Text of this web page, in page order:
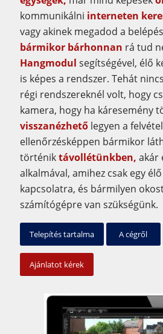
kommunikálni interneten
vagy akinek megadod a
bármikor bárhonnan rá tud
Hangmodul segítségével, élő
is képes a rendszer. Tehát
régi rendszereknél volt, hogy
kamera, hogy ha káresemény
visszanézhetőlegyen a
ellenőrzésképpen bármikor
történiktávollétünkben, akár
alkalmával, amihez csak egy
kapcsolatra, és bármilyen
számítógépre van szükségünk.
Telepítés tartalma A cégről
Ajánlatot kérek